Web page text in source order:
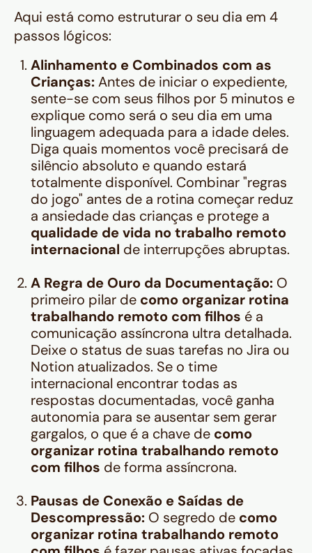
Aqui está como estruturar o seu dia em 4
passos lógicos:
Alinhamento e Combinados com as
Crianças:Antes de iniciar o expediente,
sente-se com seus filhos por 5 minutos e
explique como será o seu dia em uma
linguagem adequada para a idade deles.
Diga quais momentos você precisará de
silêncio absoluto e quando estará
totalmente disponível. Combinar "regras
do jogo" antes de a rotina começar reduz
a ansiedade das crianças e protege a
qualidade de vida no trabalho remoto
internacional de interrupções abruptas.
A Regra de Ouro da Documentação: O
primeiro pilar de como organizar rotina
trabalhando remoto com filhos é a
comunicação assíncrona ultra detalhada.
Deixe o status de suas tarefas no Jira ou
Notion atualizados. Se o time
internacional encontrar todas as
respostas documentadas, você ganha
autonomia para se ausentar sem gerar
gargalos, o que é a chave de como
organizar rotina trabalhando remoto
com filhos de forma assíncrona.
Pausas de Conexão e Saídas de
Descompressão: O segredo de como
organizar rotina trabalhando remoto